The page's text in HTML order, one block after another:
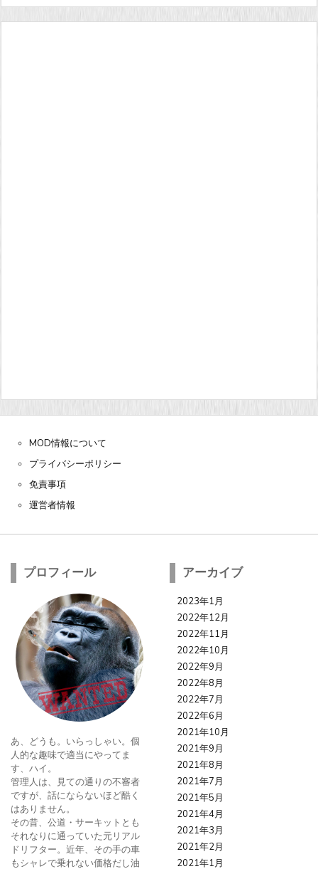
MOD情報について
プライバシーポリシー
免責事項
運営者情報
プロフィール
あ、どうも。いらっしゃい。個
人的な趣味で適当にやってま
す、ハイ。
管理人は、見ての通りの不審者
ですが、話にならないほど酷く
はありません。
その昔、公道・サーキットとも
それなりに通っていた元リアル
ドリフター。近年、その手の車
もシャレで乗れない価格だし油
アーカイブ
2023年1月
2022年12月
2022年11月
2022年10月
2022年9月
2022年8月
2022年7月
2022年6月
2021年10月
2021年9月
2021年8月
2021年7月
2021年5月
2021年4月
2021年3月
2021年2月
2021年1月